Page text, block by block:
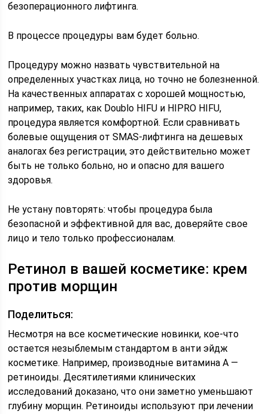
безоперационного лифтинга.
В процессе процедуры вам будет больно.
Процедуру можно назвать чувствительной на
определенных участках лица, но точно не болезненной.
На качественных аппаратах с хорошей мощностью,
например, таких, как Doublo HIFU и HIPRO HIFU,
процедура является комфортной. Если сравнивать
болевые ощущения от SMAS-лифтинга на дешевых
аналогах без регистрации, это действительно может
быть не только больно, но и опасно для вашего
здоровья.
Не устану повторять: чтобы процедура была
безопасной и эффективной для вас, доверяйте свое
лицо и тело только профессионалам.
Ретинол в вашей косметике: крем
против морщин
Поделиться:
Несмотря на все косметические новинки, кое-что
остается незыблемым стандартом в анти эйдж
косметике. Например, производные витамина А —
ретиноиды. Десятилетиями клинических
исследований доказано, что они заметно уменьшают
глубину морщин. Ретиноиды используют при лечении